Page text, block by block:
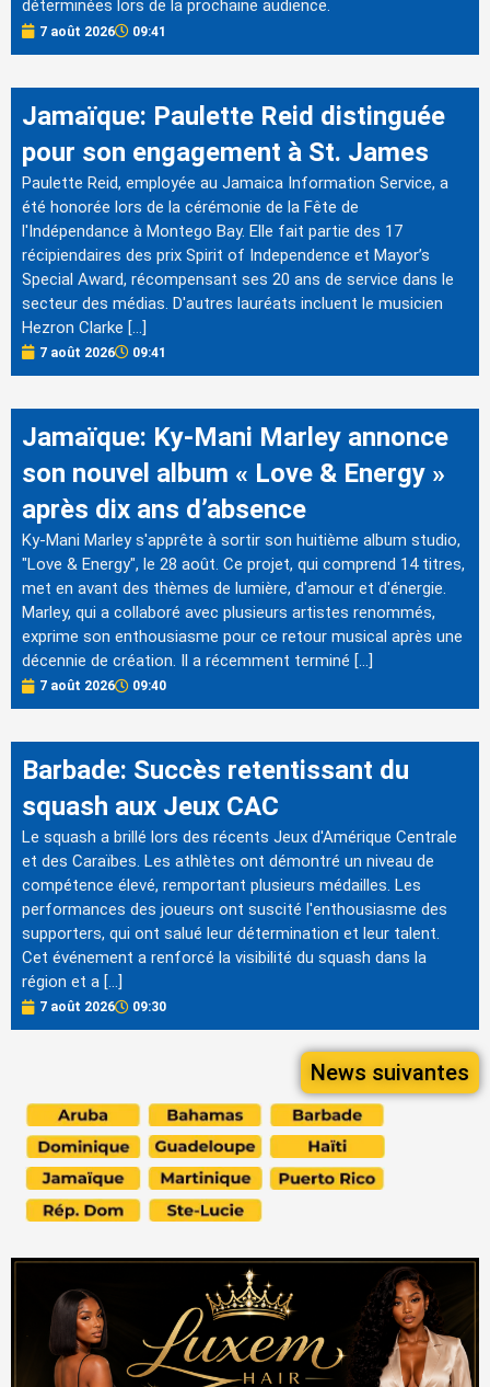
déterminées lors de la prochaine audience.
7 août 2026 09:41
Jamaïque: Paulette Reid distinguée
pour son engagement à St. James
Paulette Reid, employée au Jamaica Information Service, a
été honorée lors de la cérémonie de la Fête de
l'Indépendance à Montego Bay. Elle fait partie des 17
récipiendaires des prix Spirit of Independence et Mayor’s
Special Award, récompensant ses 20 ans de service dans le
secteur des médias. D'autres lauréats incluent le musicien
Hezron Clarke […]
7 août 2026 09:41
Jamaïque: Ky-Mani Marley annonce
son nouvel album « Love & Energy »
après dix ans d’absence
Ky-Mani Marley s'apprête à sortir son huitième album studio,
"Love & Energy", le 28 août. Ce projet, qui comprend 14 titres,
met en avant des thèmes de lumière, d'amour et d'énergie.
Marley, qui a collaboré avec plusieurs artistes renommés,
exprime son enthousiasme pour ce retour musical après une
décennie de création. Il a récemment terminé […]
7 août 2026 09:40
Barbade: Succès retentissant du
squash aux Jeux CAC
Le squash a brillé lors des récents Jeux d'Amérique Centrale
et des Caraïbes. Les athlètes ont démontré un niveau de
compétence élevé, remportant plusieurs médailles. Les
performances des joueurs ont suscité l'enthousiasme des
supporters, qui ont salué leur détermination et leur talent.
Cet événement a renforcé la visibilité du squash dans la
région et a […]
7 août 2026 09:30
News suivantes